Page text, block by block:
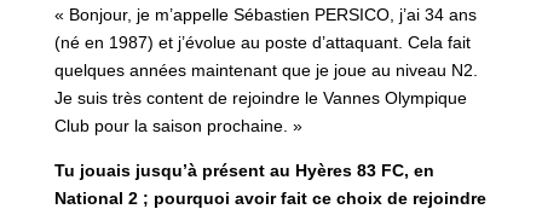
« Bonjour, je m’appelle Sébastien PERSICO, j’ai 34 ans
(né en 1987) et j’évolue au poste d’attaquant. Cela fait
quelques années maintenant que je joue au niveau N2.
Je suis très content de rejoindre le Vannes Olympique
Club pour la saison prochaine. »
Tu jouais jusqu’à présent au Hyères 83 FC, en
National 2 ; pourquoi avoir fait ce choix de rejoindre